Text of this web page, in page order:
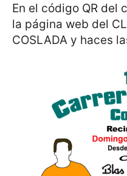
En el código QR del
la página web del
COSLADA y haces